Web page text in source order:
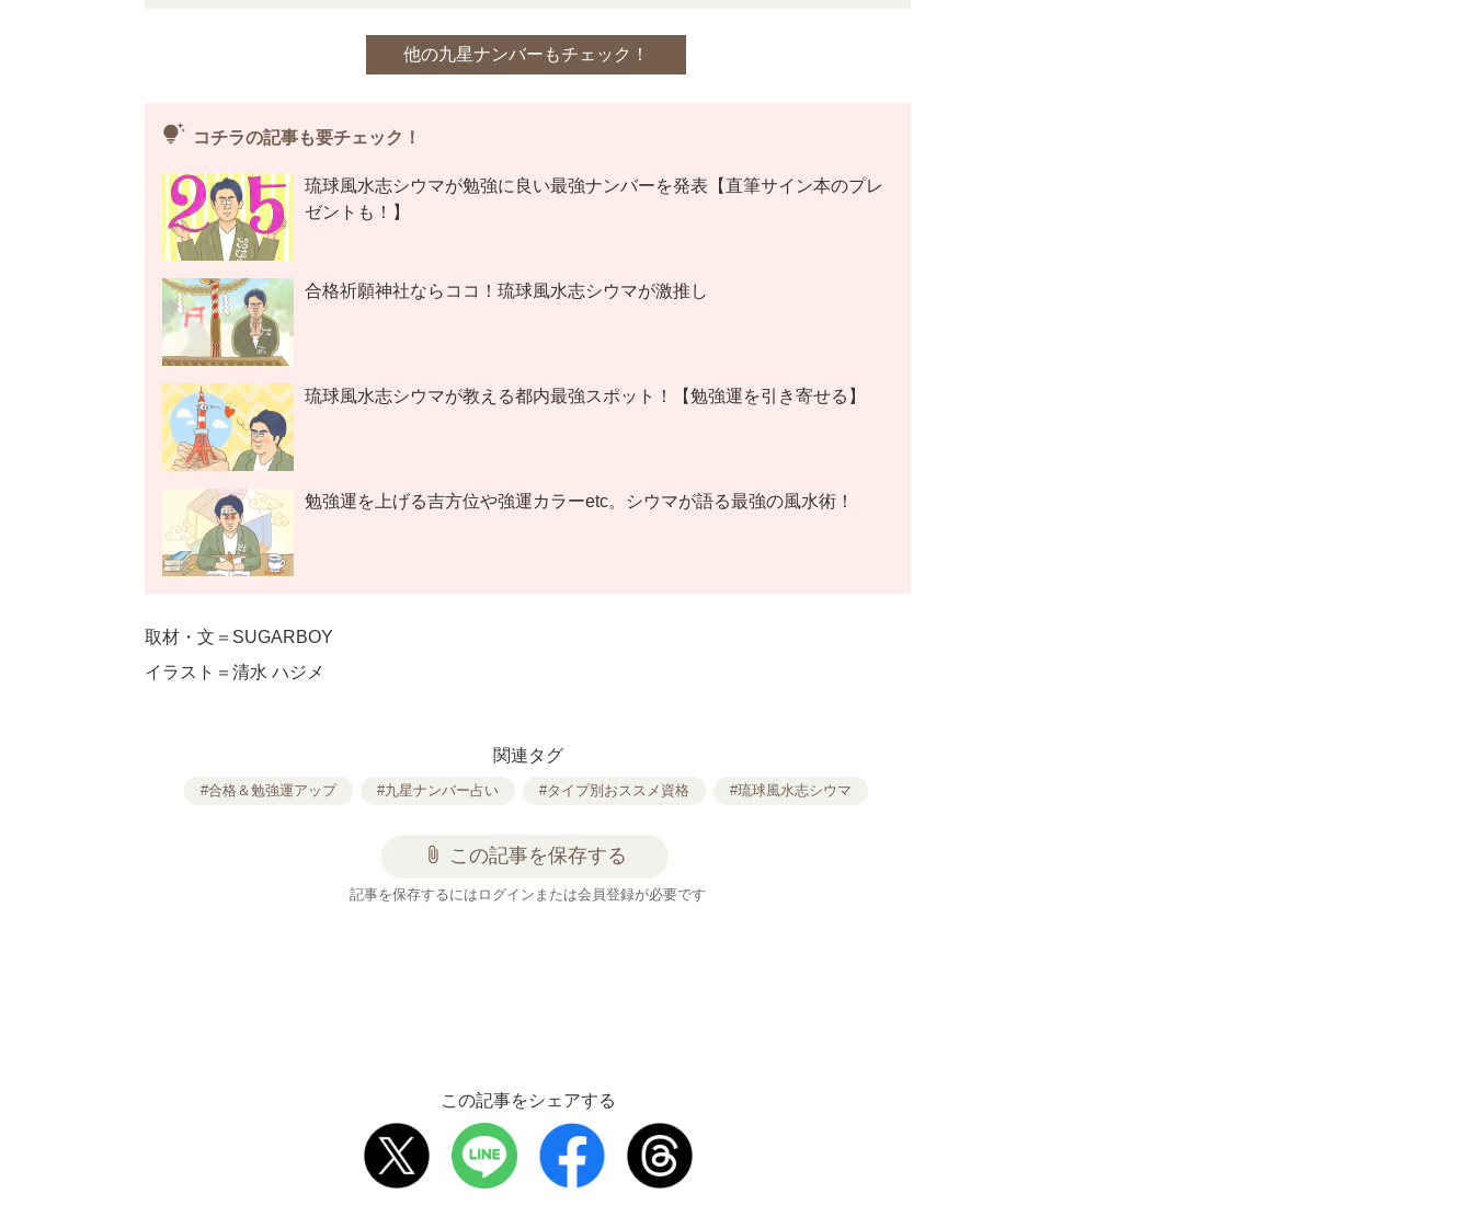
他の九星ナンバーもチェック！
tips_and_updates コチラの記事も要チェック！
琉球風水志シウマが勉強に良い最強ナンバーを発表【直筆サイン本のプレ
ゼントも！】
合格祈願神社ならココ！琉球風水志シウマが激推し
琉球風水志シウマが教える都内最強スポット！【勉強運を引き寄せる】
勉強運を上げる吉方位や強運カラーetc。シウマが語る最強の風水術！
取材・文＝SUGARBOY
イラスト＝清水 ハジメ
関連タグ
#合格＆勉強運アップ #九星ナンバー占い #タイプ別おススメ資格 #琉球風水志シウマ
attach_file この記事を保存する
記事を保存するにはログインまたは会員登録が必要です
この記事をシェアする